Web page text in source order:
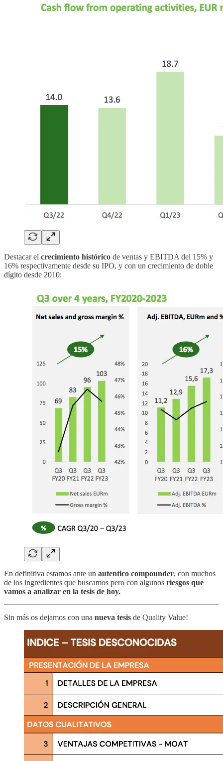
Destacar el crecimiento histórico de ventas y EBITDA del 15% y
16% respectivamente desde su IPO, y con un crecimiento de doble
dígito desde 2010:
En definitiva estamos ante un autentico compounder, con muchos
de los ingredientes que buscamos pero con algunos riesgos que
vamos a analizar en la tesis de hoy.
Sin más os dejamos con una nueva tesis de Quality Value!